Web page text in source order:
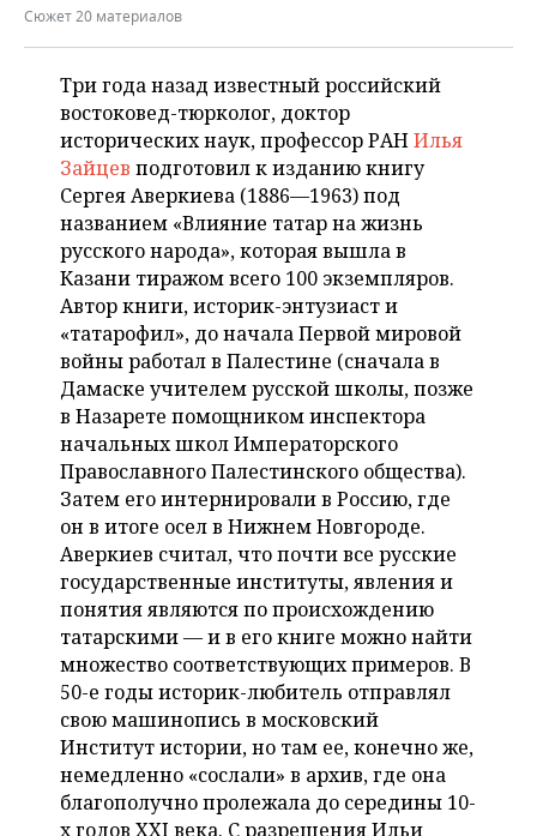
ВОЛЕЙБОЛ
ФИГУРНОЕ КАТАНИЕ
ВОДНЫЕ ВИДЫ СПОРТА
ХОККЕЙ С МЯЧОМ
ИСТОРИЯ
МЕДИЦИНА
ОБРАЗОВАНИЕ
ПРОИСШЕСТВИЯ
СПИСОК ПЕРСОН
ПОЛНАЯ ВЕРСИЯ
Сюжет 20 материалов
Три года назад известный российский
востоковед-тюрколог, доктор
исторических наук, профессор РАНИлья
Зайцев подготовил к изданию книгу
Сергея Аверкиева (1886—1963) под
названием «Влияние татар на жизнь
русского народа», которая вышла в
Казани тиражом всего 100 экземпляров.
Автор книги, историк-энтузиаст и
«татарофил», до начала Первой мировой
войны работал в Палестине (сначала в
Дамаске учителем русской школы, позже
в Назарете помощником инспектора
начальных школ Императорского
Православного Палестинского общества).
Затем его интернировали в Россию, где
он в итоге осел в Нижнем Новгороде.
Аверкиев считал, что почти все русские
государственные институты, явления и
понятия являются по происхождению
татарскими — и в его книге можно найти
множество соответствующих примеров. В
50-е годы историк-любитель отправлял
свою машинопись в московский
Институт истории, но там ее, конечно же,
немедленно «сослали» в архив, где она
благополучно пролежала до середины 10-
х годов XXI века. С разрешения Ильи